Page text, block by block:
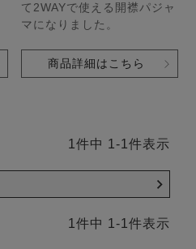
て2WAYで使える開襟パジャ
マになりました。
商品詳細はこちら
1件中 1-1件表示
1件中 1-1件表示